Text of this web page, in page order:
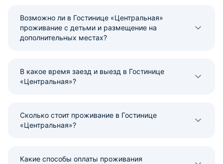
Возможно ли в Гостинице «Центральная»
проживание с детьми и размещение на
дополнительных местах?
В какое время заезд и выезд в Гостинице
«Центральная»?
Сколько стоит проживание в Гостинице
«Центральная»?
Какие способы оплаты проживания